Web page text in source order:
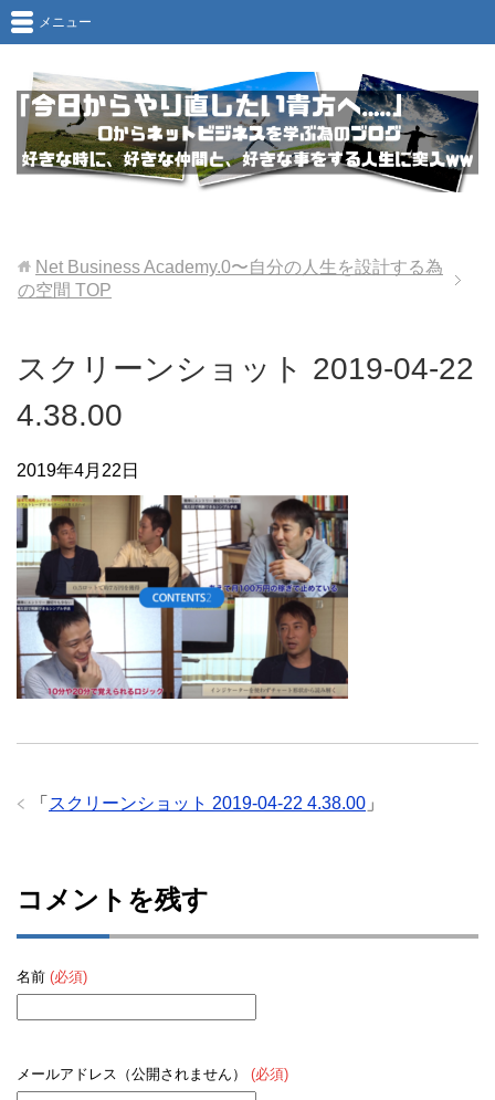
メニュー
Net Business Academy.0〜自分の人生を設計する為
の空間 TOP
スクリーンショット 2019-04-22
4.38.00
2019年4月22日
「 スクリーンショット 2019-04-22 4.38.00 」
コメントを残す
名前 (必須)
メールアドレス（公開されません） (必須)